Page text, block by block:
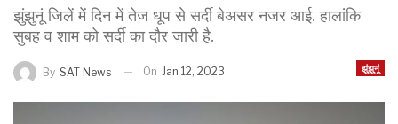
झुंझुनूं जिलें में दिन में तेज धूप से सर्दी बेअसर नजर आई. हालांकि
सुबह व शाम को सर्दी का दौर जारी है.
झुंझुनूं
By SAT News On Jan 12, 2023